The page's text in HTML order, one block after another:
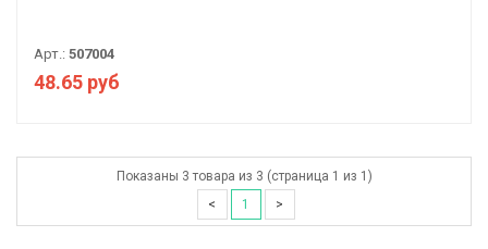
Арт.: 507004
48.65 руб
Показаны 3 товара из 3 (страница 1 из 1)
<
1 >